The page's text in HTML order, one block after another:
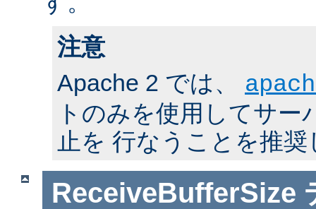
注意
Apache 2 では、
トのみを使用してサー
止を 行なうことを推
ReceiveBufferSize